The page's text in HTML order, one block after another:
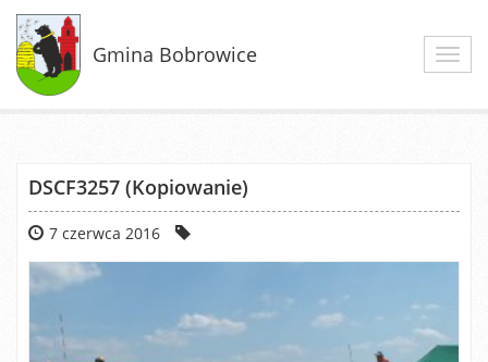
Gmina Bobrowice
DSCF3257 (Kopiowanie)
7 czerwca 2016